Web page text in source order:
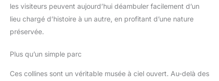
les visiteurs peuvent aujourd’hui déambuler facilement d’un
lieu chargé d’histoire à un autre, en profitant d’une nature
préservée.
Plus qu’un simple parc
Ces collines sont un véritable musée à ciel ouvert. Au-delà des